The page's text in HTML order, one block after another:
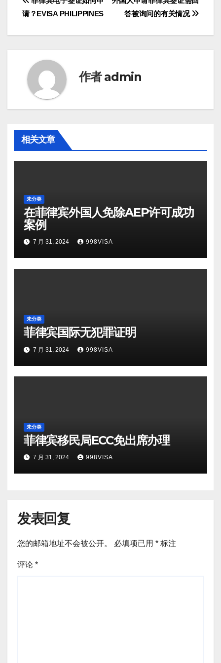
章
航
答被询问的有关情况
请？EVISA PHILIPPINES
作者admin
相关文章
未分类
在菲律宾外国人免除AEP许可成功
案例
7 月 31, 2024 998VISA
未分类
菲律宾国际无犯罪证明
7 月 31, 2024 998VISA
未分类
菲律宾移民局ECC免出席办理
7 月 31, 2024 998VISA
发表回复
您的邮箱地址不会被公开。 必填项已用 * 标注
评论 *